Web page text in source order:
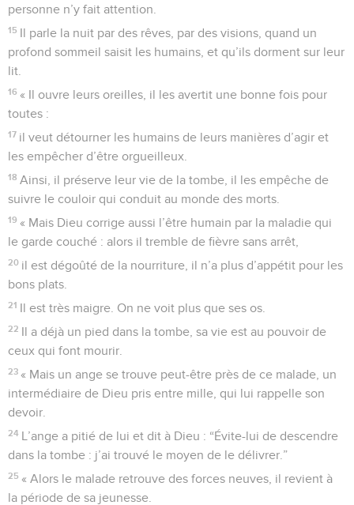
personne n’y fait attention.
15 Il parle la nuit par des rêves, par des visions, quand un
profond sommeil saisit les humains, et qu’ils dorment sur leur
lit.
16 « Il ouvre leurs oreilles, il les avertit une bonne fois pour
toutes :
17 il veut détourner les humains de leurs manières d’agir et
les empêcher d’être orgueilleux.
18 Ainsi, il préserve leur vie de la tombe, il les empêche de
suivre le couloir qui conduit au monde des morts.
19 « Mais Dieu corrige aussi l’être humain par la maladie qui
le garde couché : alors il tremble de fièvre sans arrêt,
20 il est dégoûté de la nourriture, il n’a plus d’appétit pour les
bons plats.
21 Il est très maigre. On ne voit plus que ses os.
22 Il a déjà un pied dans la tombe, sa vie est au pouvoir de
ceux qui font mourir.
23 « Mais un ange se trouve peut-être près de ce malade, un
intermédiaire de Dieu pris entre mille, qui lui rappelle son
devoir.
24 L’ange a pitié de lui et dit à Dieu : “Évite-lui de descendre
dans la tombe : j’ai trouvé le moyen de le délivrer.”
25 « Alors le malade retrouve des forces neuves, il revient à
la période de sa jeunesse.